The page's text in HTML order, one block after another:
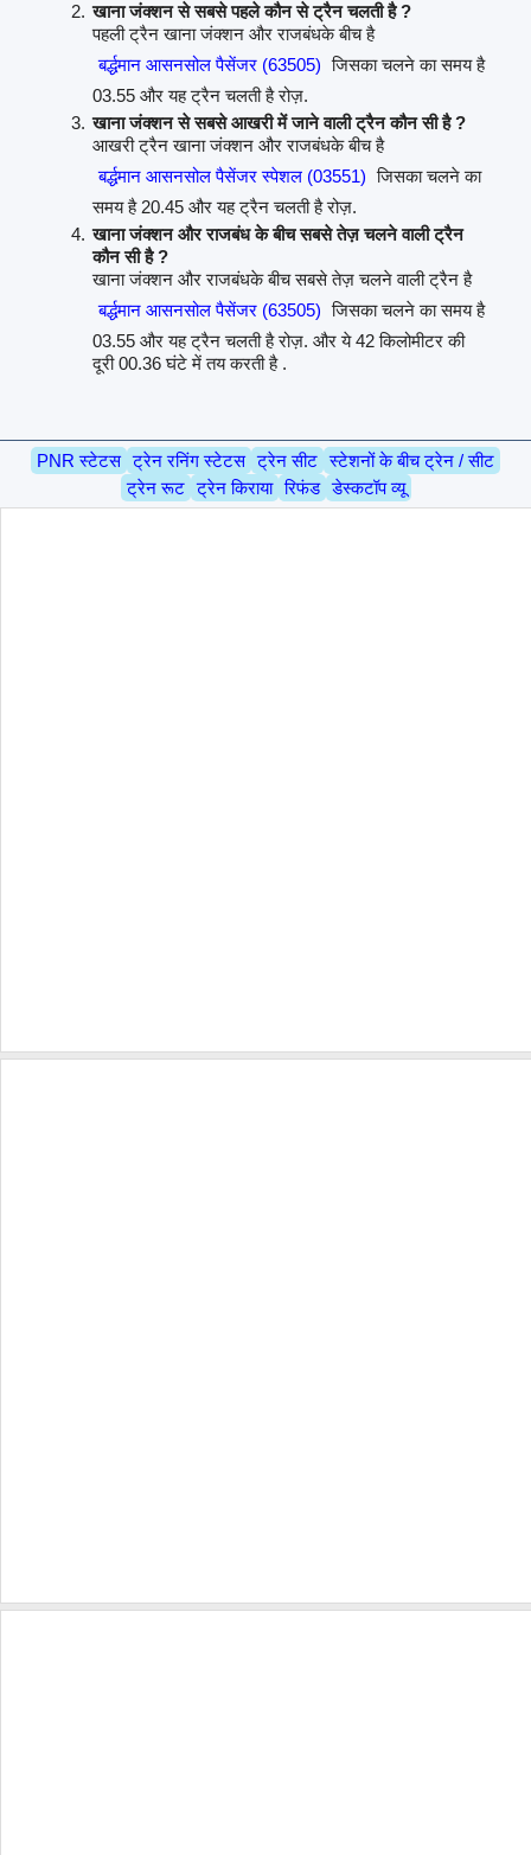
खाना जंक्शन से सबसे पहले कौन से ट्रैन चलती है ?
पहली ट्रैन खाना जंक्शन और राजबंधके बीच है
बर्द्धमान आसनसोल पैसेंजर (63505) जिसका चलने का समय है
03.55 और यह ट्रैन चलती है रोज़.
खाना जंक्शन से सबसे आखरी में जाने वाली ट्रैन कौन सी है ?
आखरी ट्रैन खाना जंक्शन और राजबंधके बीच है
बर्द्धमान आसनसोल पैसेंजर स्पेशल (03551) जिसका चलने का
समय है 20.45 और यह ट्रैन चलती है रोज़.
खाना जंक्शन और राजबंध के बीच सबसे तेज़ चलने वाली ट्रैन
कौन सी है ?
खाना जंक्शन और राजबंधके बीच सबसे तेज़ चलने वाली ट्रैन है
बर्द्धमान आसनसोल पैसेंजर (63505) जिसका चलने का समय है
03.55 और यह ट्रैन चलती है रोज़. और ये 42 किलोमीटर की
दूरी 00.36 घंटे में तय करती है .
PNR स्टेटस ट्रेन रनिंग स्टेटस ट्रेन सीट स्टेशनों के बीच ट्रेन / सीट
ट्रेन रूट ट्रेन किराया रिफंड डेस्कटॉप व्यू